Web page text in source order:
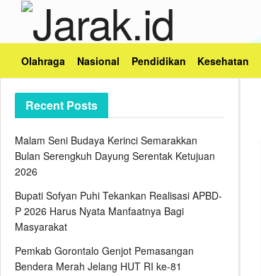
Recent Posts
Malam Seni Budaya Kerinci Semarakkan
Bulan Serengkuh Dayung Serentak Ketujuan
2026
Bupati Sofyan Puhi Tekankan Realisasi APBD-
P 2026 Harus Nyata Manfaatnya Bagi
Masyarakat
Pemkab Gorontalo Genjot Pemasangan
Bendera Merah Jelang HUT RI ke-81
Olahraga Nasional Pendidikan Kesehatan